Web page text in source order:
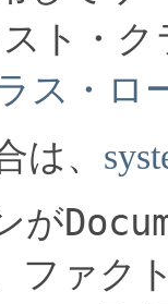
ト・
ス・ロ
は、
が
ファク